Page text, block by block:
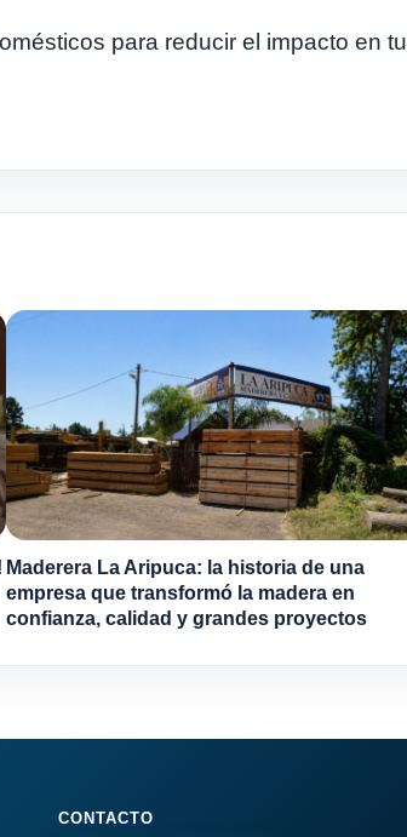
para reducir el impacto en tu
Maderera La Aripuca: la historia de una
empresa que transformó la madera en
confianza, calidad y grandes proyectos
CONTACTO